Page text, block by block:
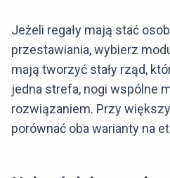
Jeżeli regały mają stać
przestawiania, wybierz
mają tworzyć stały rząd,
jedna strefa, nogi wspólne
rozwiązaniem. Przy
porównać oba warianty na